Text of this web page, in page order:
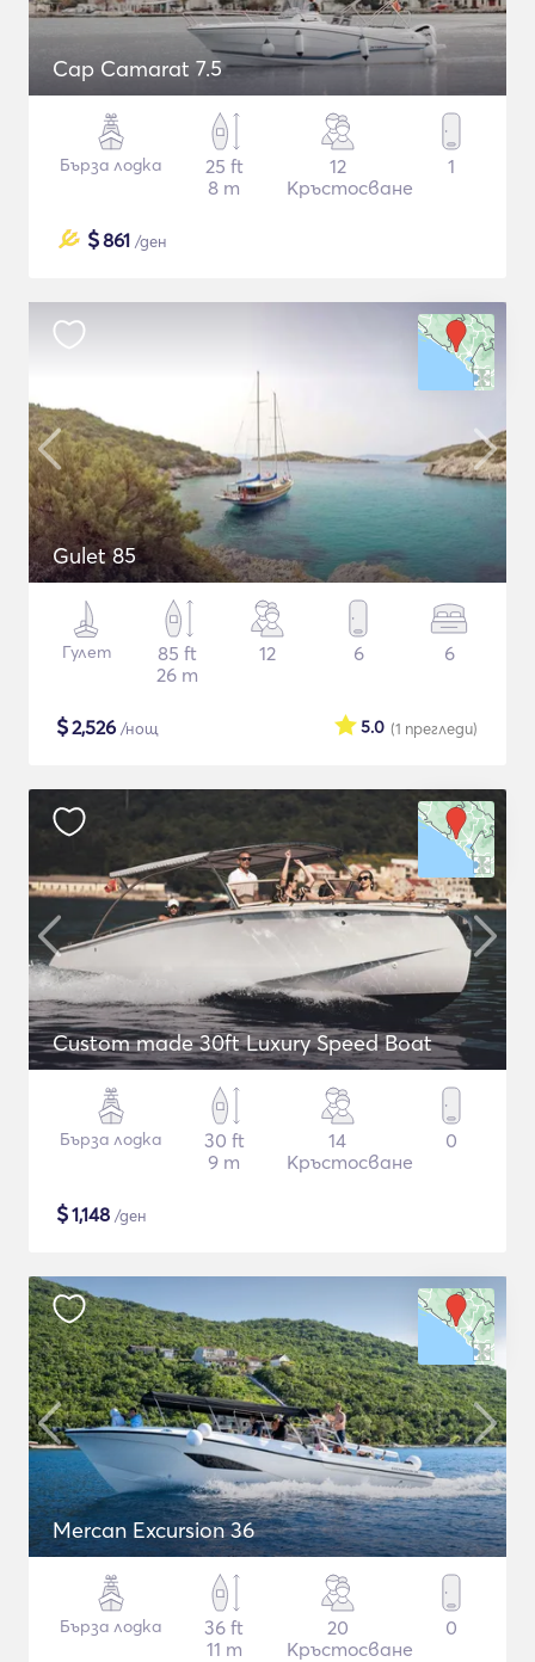
Cap Camarat 7.5
Бърза лодка
25 ft
8 m
12
Кръстосване
1
$861 /ден
Gulet 85
Гулет
85 ft
26 m
12 6 6
$2,526 /нощ (1 прегледи)
5.0
Custom made 30ft Luxury Speed Boat
Бърза лодка
30 ft
9 m
14
Кръстосване
0
$1,148 /ден
Mercan Excursion 36
Бърза лодка
36 ft
11 m
20
Кръстосване
0